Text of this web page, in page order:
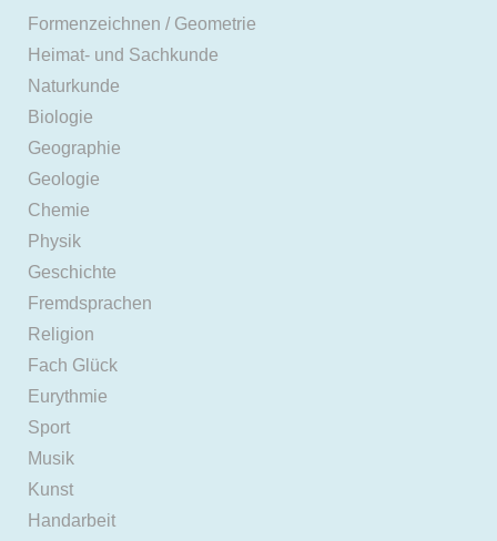
Formenzeichnen / Geometrie
Heimat- und Sachkunde
Naturkunde
Biologie
Geographie
Geologie
Chemie
Physik
Geschichte
Fremdsprachen
Religion
Fach Glück
Eurythmie
Sport
Musik
Kunst
Handarbeit